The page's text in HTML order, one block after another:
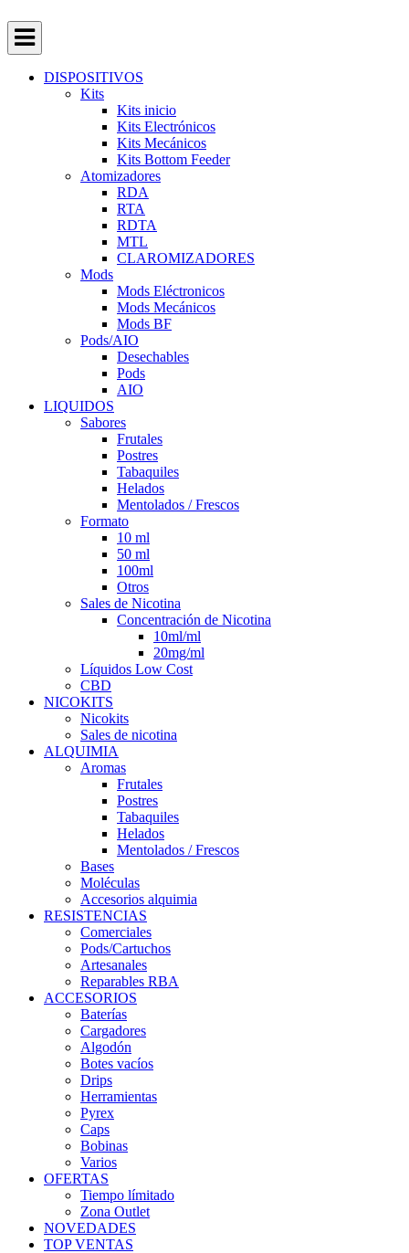
DISPOSITIVOS
Kits
Kits inicio
Kits Electrónicos
Kits Mecánicos
Kits Bottom Feeder
Atomizadores
RDA
RTA
RDTA
MTL
CLAROMIZADORES
Mods
Mods Eléctronicos
Mods Mecánicos
Mods BF
Pods/AIO
Desechables
Pods
AIO
LIQUIDOS
Sabores
Frutales
Postres
Tabaquiles
Helados
Mentolados / Frescos
Formato
10 ml
50 ml
100ml
Otros
Sales de Nicotina
Concentración de Nicotina
10ml/ml
20mg/ml
Líquidos Low Cost
CBD
NICOKITS
Nicokits
Sales de nicotina
ALQUIMIA
Aromas
Frutales
Postres
Tabaquiles
Helados
Mentolados / Frescos
Bases
Moléculas
Accesorios alquimia
RESISTENCIAS
Comerciales
Pods/Cartuchos
Artesanales
Reparables RBA
ACCESORIOS
Baterías
Cargadores
Algodón
Botes vacíos
Drips
Herramientas
Pyrex
Caps
Bobinas
Varios
OFERTAS
Tiempo límitado
Zona Outlet
NOVEDADES
TOP VENTAS